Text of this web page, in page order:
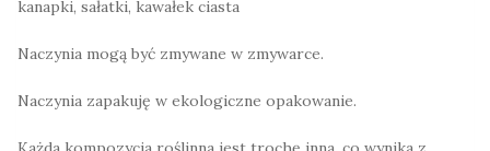
kanapki, sałatki, kawałek ciasta
Naczynia mogą być zmywane w zmywarce.
Naczynia zapakuję w ekologiczne opakowanie.